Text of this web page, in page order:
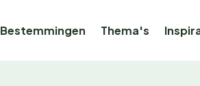
Bestemmingen Thema's